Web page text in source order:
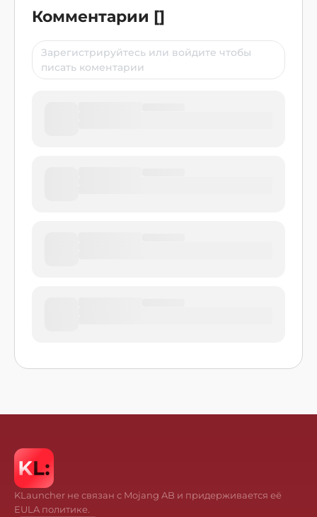
Комментарии []
KLauncher не связан с Mojang AB и придерживается её
EULA политике.